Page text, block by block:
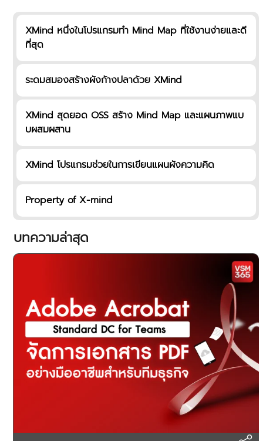
XMind หนึ่งในโปรแกรมทํา Mind Map ที่ใช้งานง่ายและดี
ที่สุด
ระดมสมองสร้างผังก้างปลาด้วย XMind
XMind สุดยอด OSS สร้าง Mind Map และแผนภาพแบ
บผสมผสาน
XMind โปรแกรมช่วยในการเขียนแผนผังความคิด
Property of X-mind
บทความล่าสุด